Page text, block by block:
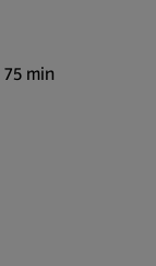
75 min